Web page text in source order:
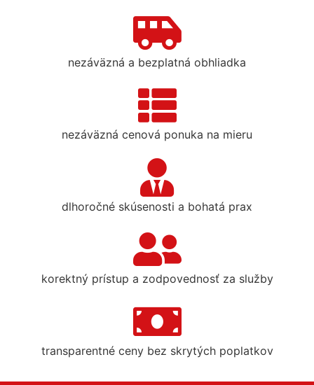
nezáväzná a bezplatná obhliadka
nezáväzná cenová ponuka na mieru
dlhoročné skúsenosti a bohatá prax
korektný prístup a zodpovednosť za služby
transparentné ceny bez skrytých poplatkov